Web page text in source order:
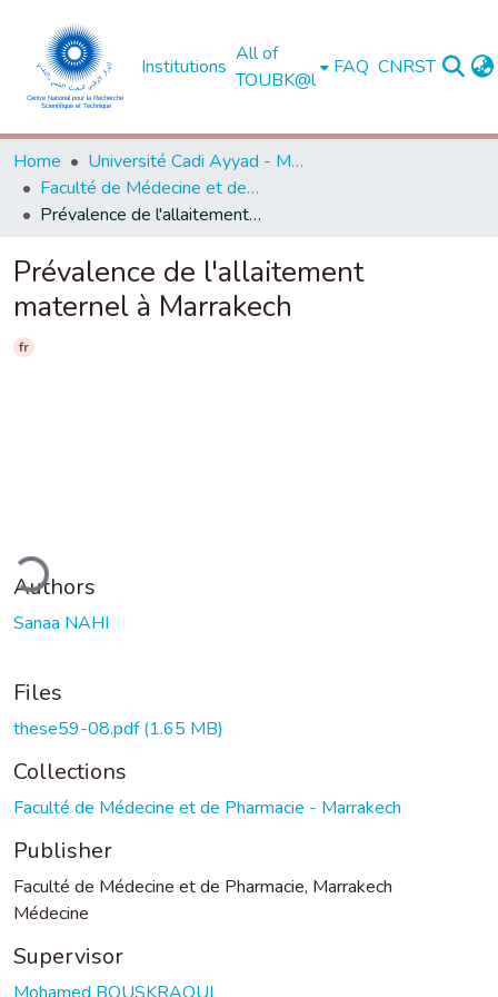
Institutions
All of
TOUBK@l
FAQ CNRST
Home
Université Cadi Ayyad - Marrakech
Faculté de Médecine et de Pharmacie - Marrakech
Prévalence de l'allaitement maternel à Marrakech
Prévalence de l'allaitement
maternel à Marrakech
fr
Authors
Sanaa NAHI
Files
these59-08.pdf(1.65 MB)
Collections
Faculté de Médecine et de Pharmacie - Marrakech
Publisher
Faculté de Médecine et de Pharmacie, Marrakech
Médecine
Supervisor